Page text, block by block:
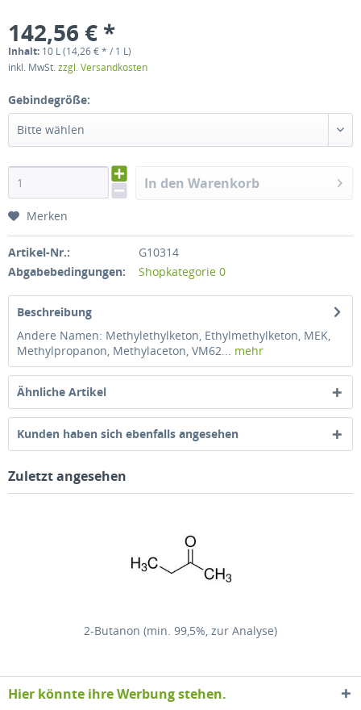
142,56 € *
Inhalt: 10 L (14,26 € * / 1 L)
inkl. MwSt.zzgl. Versandkosten
Gebindegröße:
Bitte wählen
In den Warenkorb
Merken
Artikel-Nr.:
G10314
Abgabebedingungen:
Shopkategorie 0
Beschreibung
Andere Namen: Methylethylketon, Ethylmethylketon, MEK,
Methylpropanon, Methylaceton, VM62... mehr
Ähnliche Artikel
Kunden haben sich ebenfalls angesehen
Zuletzt angesehen
2-Butanon (min. 99,5%, zur Analyse)
Hier könnte ihre Werbung stehen.